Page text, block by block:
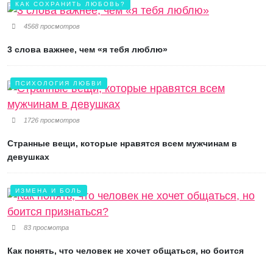
КАК СОХРАНИТЬ ЛЮБОВЬ?
4568 просмотров
3 слова важнее, чем «я тебя люблю»
ПСИХОЛОГИЯ ЛЮБВИ
1726 просмотров
Странные вещи, которые нравятся всем мужчинам в
девушках
ИЗМЕНА И БОЛЬ
83 просмотра
Как понять, что человек не хочет общаться, но боится